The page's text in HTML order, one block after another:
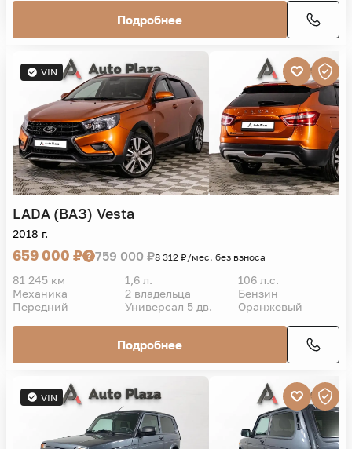
Подробнее
VIN
LADA (ВАЗ) Vesta
2018 г.
659 000 ₽ 759 000 ₽8 312 ₽/мес. без взноса
81 245 км 1,6 л.
106 л.с.
Механика
2 владельца
Бензин
Передний
Универсал 5 дв. Оранжевый
Подробнее
VIN